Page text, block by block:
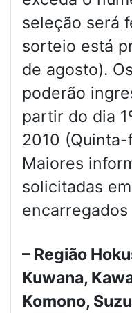
seleção será
sorteio está
de agosto).
poderão
partir do dia
2010 (Quinta-
Maiores
solicitadas
– Região
Kuwana,
Komono,